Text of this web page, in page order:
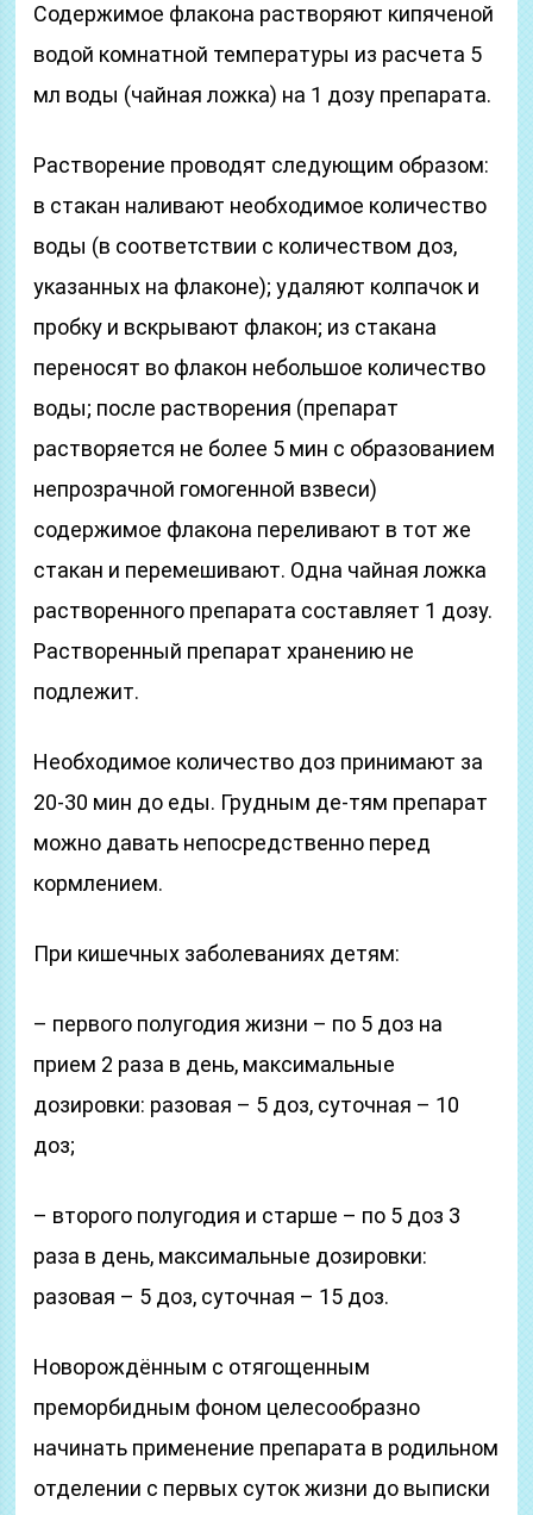
Содержимое флакона растворяют кипяченой
водой комнатной температуры из расчета 5
мл воды (чайная ложка) на 1 дозу препарата.
Растворение проводят следующим образом:
в стакан наливают необходимое количество
воды (в соответствии с количеством доз,
указанных на флаконе); удаляют колпачок и
пробку и вскрывают флакон; из стакана
переносят во флакон небольшое количество
воды; после растворения (препарат
растворяется не более 5 мин с образованием
непрозрачной гомогенной взвеси)
содержимое флакона переливают в тот же
стакан и перемешивают. Одна чайная ложка
растворенного препарата составляет 1 дозу.
Растворенный препарат хранению не
подлежит.
Необходимое количество доз принимают за
20-30 мин до еды. Грудным де-тям препарат
можно давать непосредственно перед
кормлением.
При кишечных заболеваниях детям:
– первого полугодия жизни – по 5 доз на
прием 2 раза в день, максимальные
дозировки: разовая – 5 доз, суточная – 10
доз;
– второго полугодия и старше – по 5 доз 3
раза в день, максимальные дозировки:
разовая – 5 доз, суточная – 15 доз.
Новорождённым с отягощенным
преморбидным фоном целесообразно
начинать применение препарата в родильном
отделении с первых суток жизни до выписки